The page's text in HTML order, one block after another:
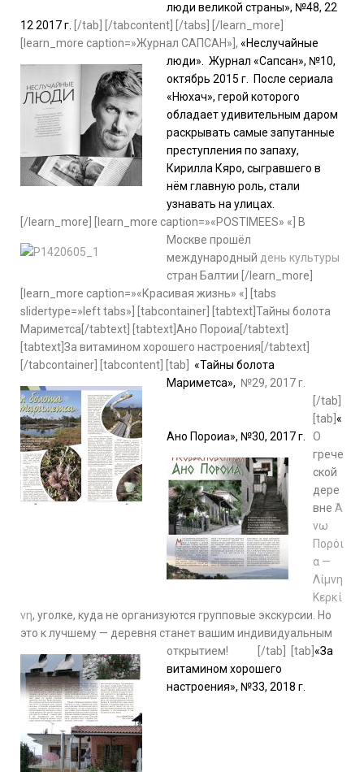
люди великой страны», №48, 22
12 2017 г.
[/tab] [/tabcontent] [/tabs] [/learn_more]
[learn_more caption=»Журнал САПСАН»], «Неслучайные
люди». Журнал «Сапсан», №10,
октябрь 2015 г. После сериала
«Нюхач», герой которого
обладает удивительным даром
раскрывать самые запутанные
преступления по запаху,
Кирилла Кяро, сыгравшего в
нём главную роль, стали
узнавать на улицах.
[/learn_more] [learn_more caption=»«POSTIMEES» «]
В
Москве прошёл
международный день культуры
стран Балтии [/learn_more]
[learn_more caption=»«Красивая жизнь» «] [tabs
slidertype=»left tabs»] [tabcontainer] [tabtext]Тайны болота
Мариметса[/tabtext] [tabtext]Ано Пороиа[/tabtext]
[tabtext]За витамином хорошего настроения[/tabtext]
[/tabcontainer] [tabcontent] [tab]
«Тайны болота
Мариметса», №29, 2017 г.
[/tab]
[tab] «
Ано Пороиа», №30, 2017 г.
О
грече
ской
дере
вне Ά
νω
Πορόι
α —
Λίμνη
Κερκί
νη, уголке, куда не организуются групповые экскурсии. Но
это к лучшему — деревня станет вашим индивидуальным
открытием!
[/tab] [tab] «За
витамином хорошего
настроения», №33, 2018 г.